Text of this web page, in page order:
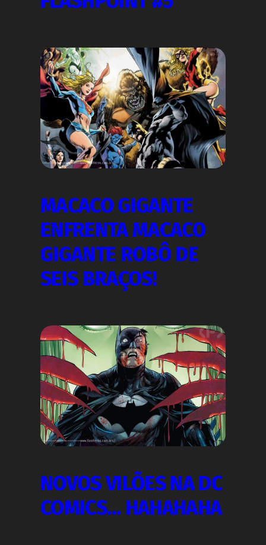
MACACO GIGANTE
ENFRENTA MACACO
GIGANTE ROBÔ DE
SEIS BRAÇOS!
NOVOS VILÕES NA DC
COMICS… HAHAHAHA